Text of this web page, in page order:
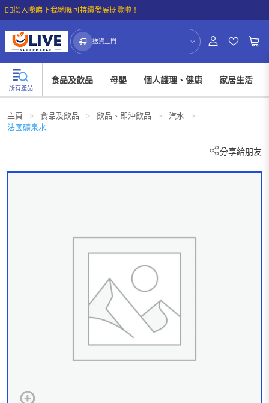
☝🏼㩒入嚟睇下我哋嘅可持續發展概覽啦！
送貨上門
所有產品
食品及飲品 母嬰 個人護理、健康 家居生活
主頁 > 食品及飲品 > 飲品、即沖飲品 > 汽水
>
法國礦泉水
分享給朋友